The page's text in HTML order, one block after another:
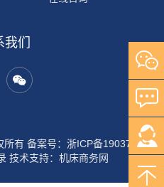
们
所有 备案号：浙ICP备19037453
技术支持： 机床商务网